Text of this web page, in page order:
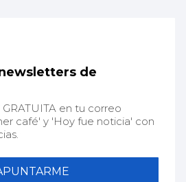
de
en tu correo
café' y 'Hoy fue noticia' con